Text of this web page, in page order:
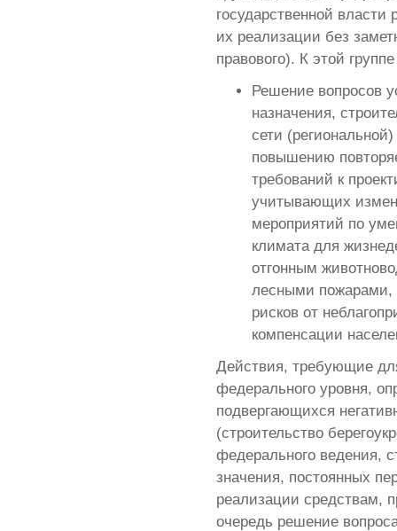
государственной
их реализации без
правового). К этой
Решение вопросов
назначения,
сети
повышению
требований к
учитывающих
мероприятий по
климата для
отгонным
лесными пожарами,
рисков от
компенсации
Действия, требующие
федерального уровня,
подвергающихся
(строительство
федерального ведения,
значения, постоянных
реализации средствам,
очередь решение